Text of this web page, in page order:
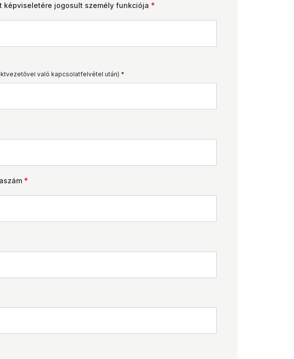
képviseletére jogosult személy funkciója *
való kapcsolatfelvétel után) *
*